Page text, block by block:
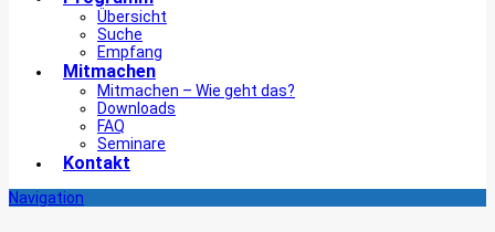
Übersicht
Suche
Empfang
Mitmachen
Mitmachen – Wie geht das?
Downloads
FAQ
Seminare
Kontakt
Navigation